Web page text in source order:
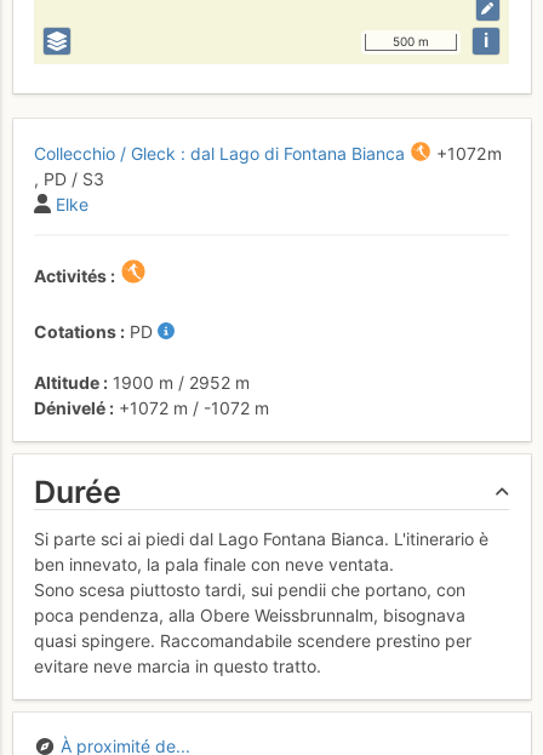
500 m i
Collecchio / Gleck : dal Lago di Fontana Bianca
+1072 m
, PD / S3
Elke
Activités
Cotations PD
Altitude 1900 m / 2952 m
Dénivelé
+1072 m / -1072 m
Durée
Si parte sci ai piedi dal Lago Fontana Bianca. L'itinerario è
ben innevato, la pala finale con neve ventata.
Sono scesa piuttosto tardi, sui pendii che portano, con
poca pendenza, alla Obere Weissbrunnalm, bisognava
quasi spingere. Raccomandabile scendere prestino per
evitare neve marcia in questo tratto.
À proximité de...